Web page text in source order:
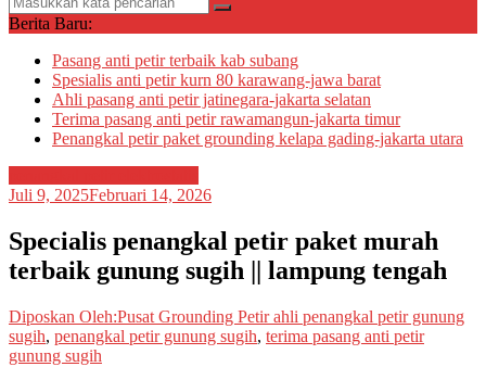
Berita Baru:
Pasang anti petir terbaik kab subang
Spesialis anti petir kurn 80 karawang-jawa barat
Ahli pasang anti petir jatinegara-jakarta selatan
Terima pasang anti petir rawamangun-jakarta timur
Penangkal petir paket grounding kelapa gading-jakarta utara
Juli 9, 2025Februari 14, 2026
Specialis penangkal petir paket murah
terbaik gunung sugih || lampung tengah
Diposkan Oleh:Pusat Grounding Petirahli penangkal petir gunung
sugih, penangkal petir gunung sugih, terima pasang anti petir
gunung sugih